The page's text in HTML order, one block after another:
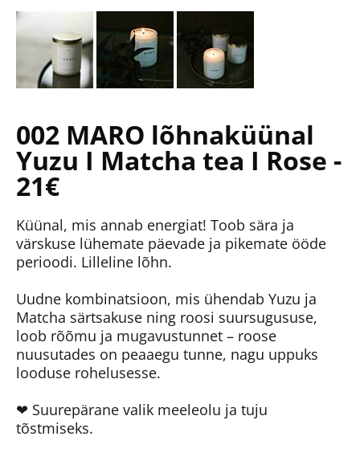
002 MARO lõhnaküünal
Yuzu I Matcha tea I Rose -
21€
Küünal, mis annab energiat! Toob sära ja
värskuse lühemate päevade ja pikemate ööde
perioodi. Lilleline lõhn.
Uudne kombinatsioon, mis ühendab Yuzu ja
Matcha särtsakuse ning roosi suursugususe,
loob rõõmu ja mugavustunnet – roose
nuusutades on peaaegu tunne, nagu uppuks
looduse rohelusesse.
❤ Suurepärane valik meeleolu ja tuju
tõstmiseks.